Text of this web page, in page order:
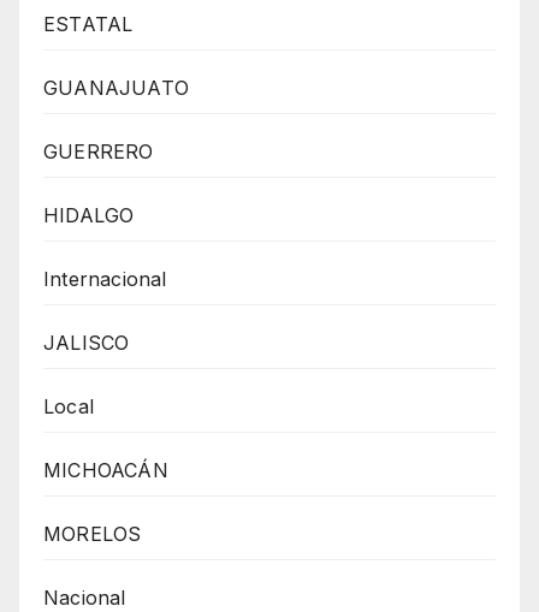
ESTATAL
GUANAJUATO
GUERRERO
HIDALGO
Internacional
JALISCO
Local
MICHOACÁN
MORELOS
Nacional